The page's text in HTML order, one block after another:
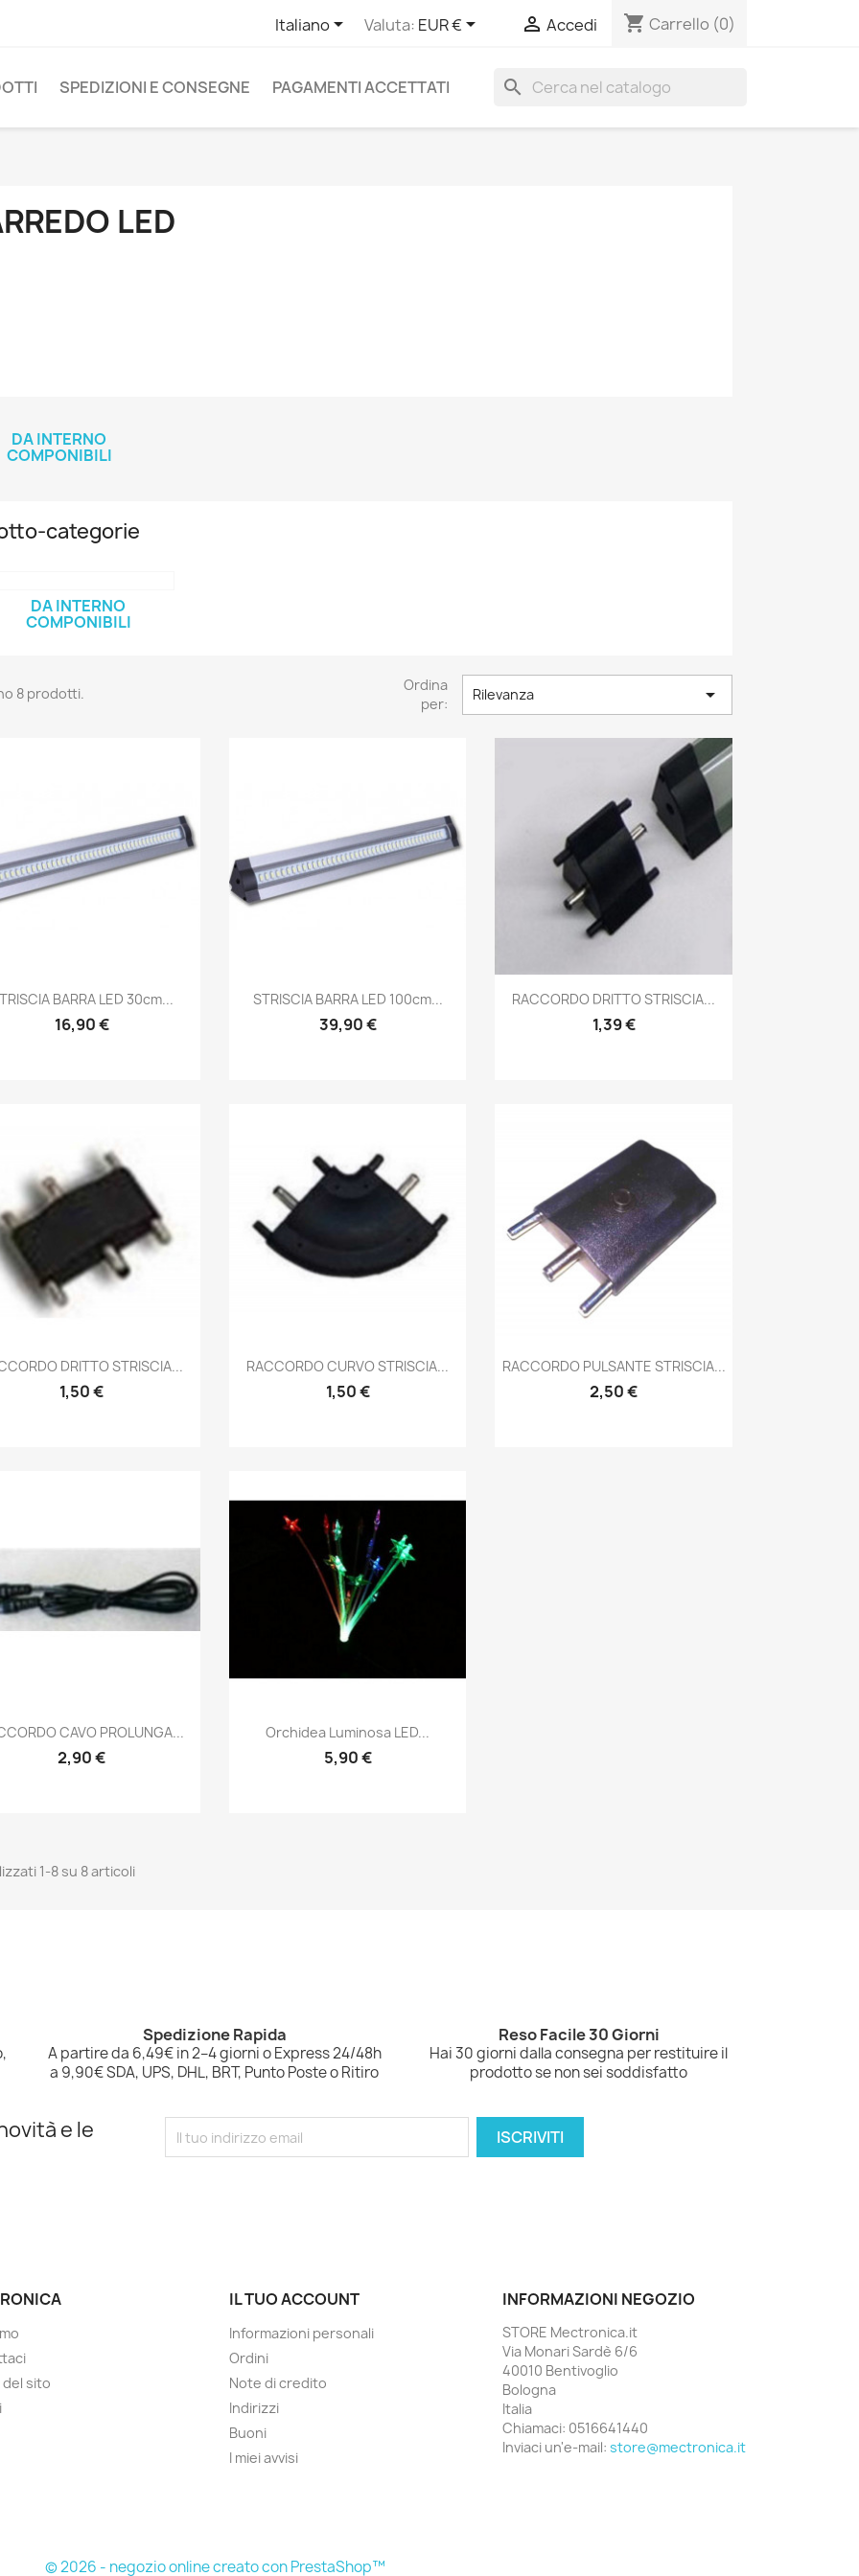
Italiano Valuta: EUR €  Accedi shopping_cart Carrello (0)
SPEDIZIONI E CONSEGNE PAGAMENTI ACCETTATI search
LED
DA INTERNO
COMPONIBILI
categorie
DA INTERNO
COMPONIBILI
8 prodotti.
Ordina
per:
Rilevanza 
 Anteprima
BARRA LED 30cm...
16,90 €
Anteprima
STRISCIA BARRA LED 100cm...
39,90 €
Anteprima
RACCORDO DRITTO STRISCIA...
1,39 €
Anteprima
DRITTO STRISCIA...
1,50 €
Anteprima
RACCORDO CURVO STRISCIA...
1,50 €
Anteprima
RACCORDO PULSANTE STRISCIA...
2,50 €
Anteprima
CAVO PROLUNGA...
2,90 €
Anteprima
Orchidea Luminosa LED...
5,90 €
1-8 su 8 articoli
Spedizione Rapida
A partire da 6,49€ in 2–4 giorni o Express 24/48h
a 9,90€ SDA, UPS, DHL, BRT, Punto Poste o Ritiro
Reso Facile 30 Giorni
Hai 30 giorni dalla consegna per restituire il
prodotto se non sei soddisfatto
e le
del sito
IL TUO ACCOUNT
Informazioni personali
Ordini
Note di credito
Indirizzi
Buoni
I miei avvisi
INFORMAZIONI NEGOZIO
STORE Mectronica.it
Via Monari Sardè 6/6
40010 Bentivoglio
Bologna
Italia
Chiamaci: 0516641440
Inviaci un'e-mail: store@mectronica.it
© 2026 - negozio online creato con PrestaShop™